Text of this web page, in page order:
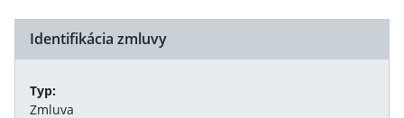
Identifikácia zmluvy
Typ:
Zmluva